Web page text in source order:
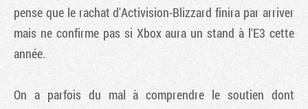
pense que le rachat d'Activision-Blizzard finira par arriver
mais ne confirme pas si Xbox aura un stand à l'E3 cette
année.
On a parfois du mal à comprendre le soutien dont